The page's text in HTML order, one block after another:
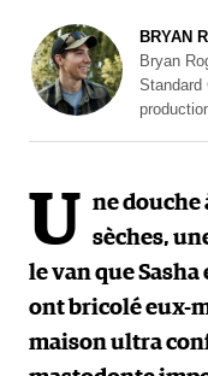
BRYAN
Bryan
Standard
U ne
sèches,
le van que
ont bricolé eux-
maison ultra